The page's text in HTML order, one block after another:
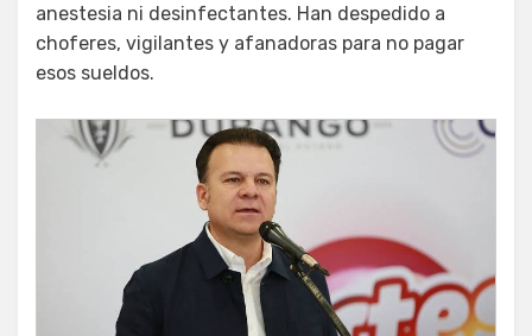
anestesia ni desinfectantes. Han despedido a
choferes, vigilantes y afanadoras para no pagar
esos sueldos.